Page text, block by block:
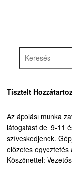
Tisztelt
Az ápolási munka
látogatást de. 9-11
szíveskedjenek.
előzetes egyeztetés
Köszönettel: